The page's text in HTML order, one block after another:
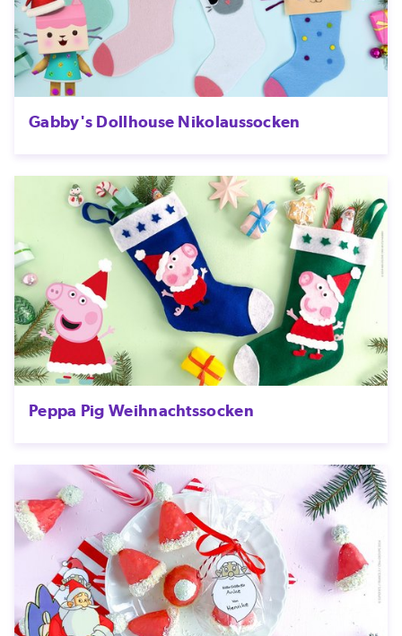
Gabby's Dollhouse Nikolaussocken
Peppa Pig Weihnachtssocken